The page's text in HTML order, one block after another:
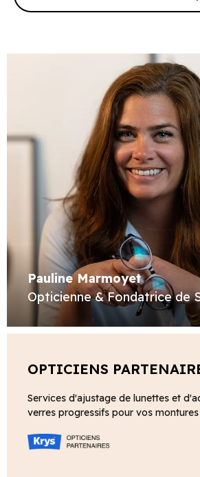
Pauline Marmoyet
Opticienne & Fondatrice de
OPTICIENS
Services d'ajustage de lunettes et
verres progressifs pour vos montures